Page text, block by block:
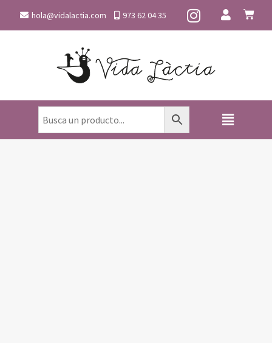
hola@vidalactia.com 973 62 04 35